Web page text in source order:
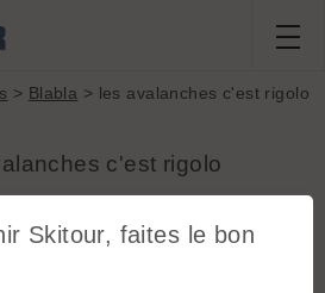
> Blabla > les avalanches c'est rigolo
c'est rigolo
Skitour, faites le bon